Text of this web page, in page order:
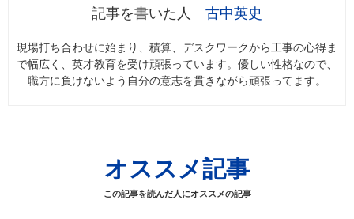
古中英史
現場打ち合わせに始まり、積算、デスクワークから工事の心得ま
で幅広く、英才教育を受け頑張っています。優しい性格なので、
職方に負けないよう自分の意志を貫きながら頑張ってます。
オススメ記事
この記事を読んだ人にオススメの記事